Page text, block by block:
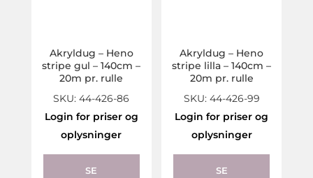
Akryldug – Heno
stripe gul – 140cm –
20m pr. rulle
SKU: 44-426-86
Login for priser og
oplysninger
SE
Akryldug – Heno
stripe lilla – 140cm –
20m pr. rulle
SKU: 44-426-99
Login for priser og
oplysninger
SE